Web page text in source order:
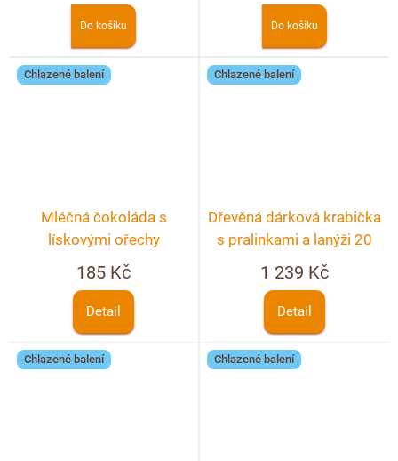
Do košíku Do košíku
Chlazené balení
Mléčná čokoláda s
lískovými ořechy
185 Kč
Detail
Chlazené balení
Dřevěná dárková krabička
s pralinkami a lanýži 20
ks s textem
1 239 Kč
Detail
Chlazené balení Chlazené balení